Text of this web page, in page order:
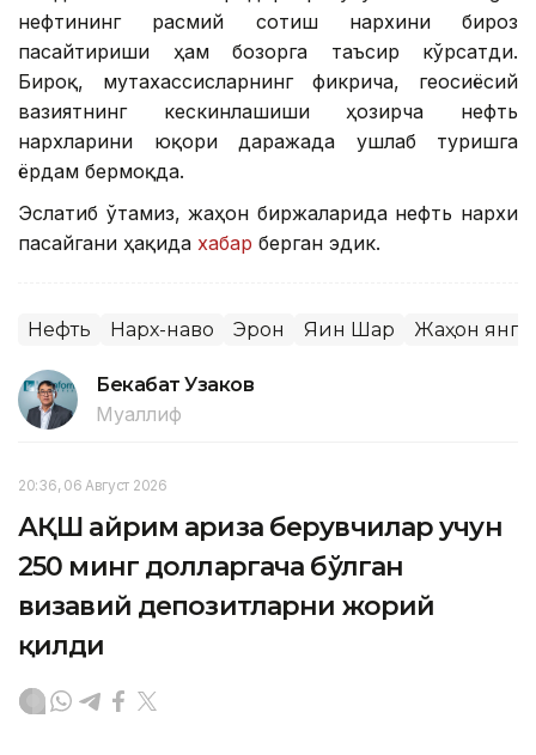
нефтининг расмий сотиш нархини бироз
пасайтириши ҳам бозорга таъсир кўрсатди.
Бироқ, мутахассисларнинг фикрича, геосиёсий
вазиятнинг кескинлашиши ҳозирча нефть
нархларини юқори даражада ушлаб туришга
ёрдам бермоқда.
Эслатиб ўтамиз, жаҳон биржаларида нефть нархи
пасайгани ҳақида хабар берган эдик.
Нефть Нарх-наво Эрон Яқин Шарқ Жаҳон
Бекабат Узаков
Муаллиф
20:36, 06 Август 2026
АҚШ айрим ариза берувчилар учун
250 минг долларгача бўлган
визавий депозитларни жорий
қилди